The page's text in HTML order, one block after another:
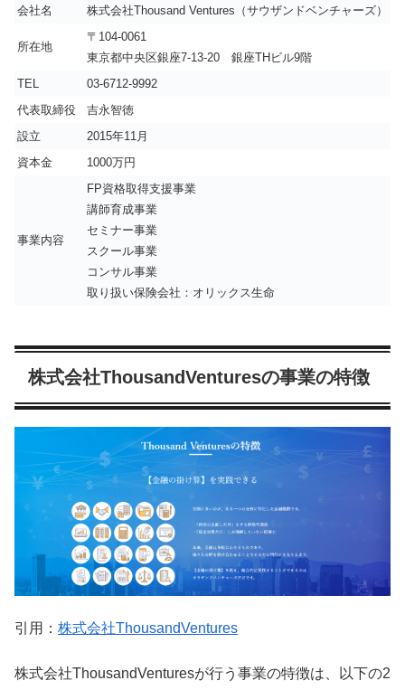
会社名 株式会社Thousand Ventures（サウザンドベンチャーズ）
所在地
〒104-0061
東京都中央区銀座7-13-20 銀座THビル9階
TEL
03-6712-9992
代表取締役
吉永智徳
設立
2015年11月
資本金
1000万円
事業内容
FP資格取得支援事業
講師育成事業
セミナー事業
スクール事業
コンサル事業
取り扱い保険会社：オリックス生命
株式会社ThousandVenturesの事業の特徴
引用： 株式会社ThousandVentures
株式会社ThousandVenturesが行う事業の特徴は、以下の2